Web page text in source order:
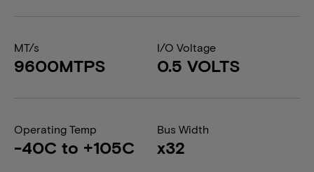
MT/s
9600MTPS
I/O Voltage
0.5 VOLTS
Operating Temp
-40C to +105C
Bus Width
x32